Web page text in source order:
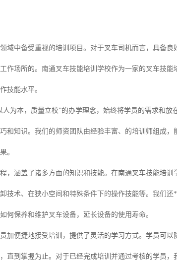
域中备受重视的培训项目。对于叉车司机而言，具备
作场所的。南通叉车技能培训学校作为一家的叉车技
技能水平。
人为本，质量立校”的办学理念，始终将学员的需求和
和知识。我们的师资团队由经验丰富、的培训师组成
。
，涵盖了诸多方面的知识和技能。在南通叉车技能培训
技术、在狭小空间和特殊条件下的操作技能等。我们
何保养和维护叉车设备，延长设备的使用寿命。
加便捷地接受培训，提供了灵活的学习方式。学员可
直到掌握为止。对于已经完成培训并通过考核的学员